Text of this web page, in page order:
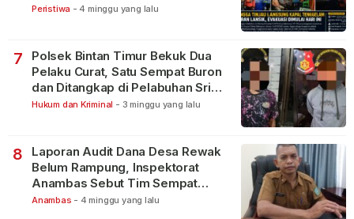
Peristiwa - 4 minggu yang lalu
7
Polsek Bintan Timur Bekuk Dua
Pelaku Curat, Satu Sempat Buron
dan Ditangkap di Pelabuhan Sri
Bintan Pura
Hukum dan Kriminal - 3 minggu yang lalu
8
Laporan Audit Dana Desa Rewak
Belum Rampung, Inspektorat
Anambas Sebut Tim Sempat
Terbagi Tangani Kasus Lain
Anambas - 4 minggu yang lalu